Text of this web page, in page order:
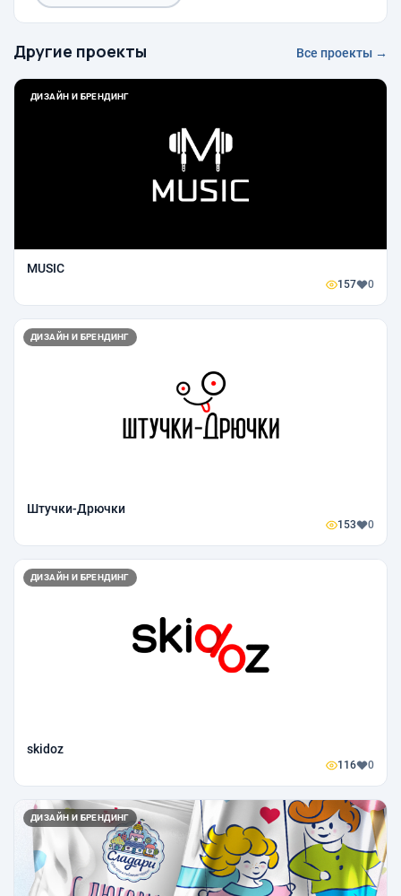
Другие проекты Все проекты →
ДИЗАЙН И БРЕНДИНГ
MUSIC
157 0
ДИЗАЙН И БРЕНДИНГ
Штучки-Дрючки
153 0
ДИЗАЙН И БРЕНДИНГ
skidoz
116 0
ДИЗАЙН И БРЕНДИНГ